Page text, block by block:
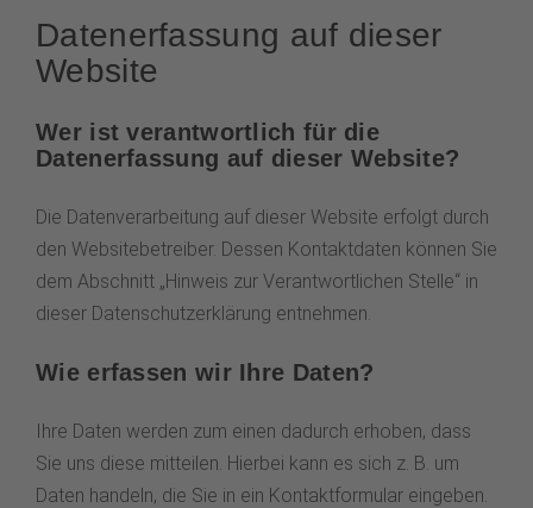
Datenerfassung auf dieser
Website
Wer ist verantwortlich für die
Datenerfassung auf dieser Website?
Die Datenverarbeitung auf dieser Website erfolgt durch
den Websitebetreiber. Dessen Kontaktdaten können Sie
dem Abschnitt „Hinweis zur Verantwortlichen Stelle“ in
dieser Datenschutzerklärung entnehmen.
Wie erfassen wir Ihre Daten?
Ihre Daten werden zum einen dadurch erhoben, dass
Sie uns diese mitteilen. Hierbei kann es sich z. B. um
Daten handeln, die Sie in ein Kontaktformular eingeben.